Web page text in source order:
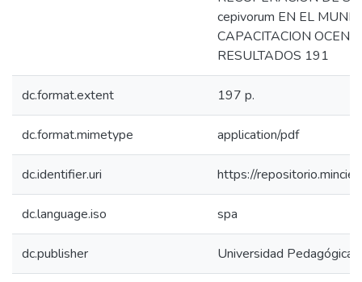
cepivorum EN EL
CAPACITACION
RESULTADOS 191
dc.format.extent 197 p.
dc.format.mimetype application/pdf
dc.identifier.uri https://
dc.language.iso spa
dc.publisher Universidad Pedagógica